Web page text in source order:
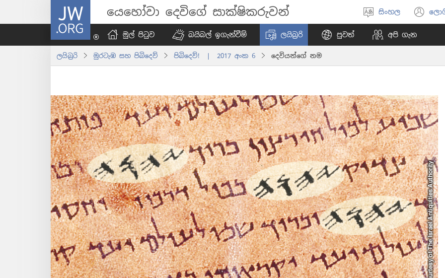
JW.ORG යෙහෝවා දෙවිගේ සාක්ෂිකරුවන්
භාෂාව
තෝරන්න
සිංහල
මුල් පිටුව බයිබල් ඉගැන්වීම් ලයිබ්‍රරි පුවත් අපි ගැන
ලයිබ්‍රරි මුරටැඹ සහ පිබිදෙව් පිබිදෙව්! | 2017 අංක 6 දෙවියන්ගේ නම